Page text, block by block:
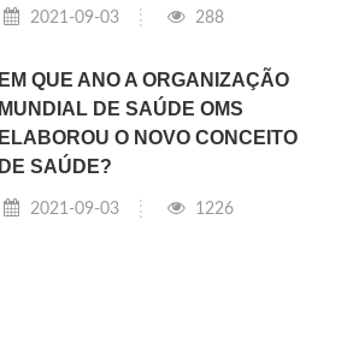
2021-09-03 288
EM QUE ANO A ORGANIZAÇÃO
MUNDIAL DE SAÚDE OMS
ELABOROU O NOVO CONCEITO
DE SAÚDE?
2021-09-03 1226